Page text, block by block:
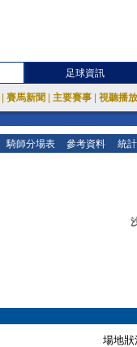
足球資訊
賽馬新聞 主要賽事 視聽播
騎師分場表 參考資料 統
場地